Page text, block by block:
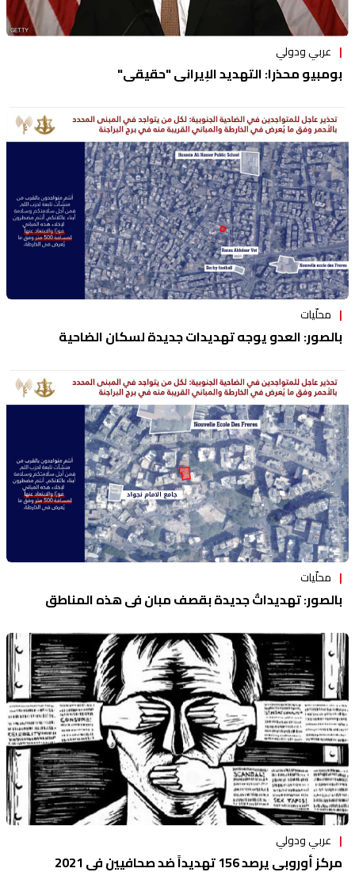
عربي ودولي
بومبيو محذرا: التهديد الإيراني "حقيقي"
محلّيات
بالصور: العدو يوجه تهديدات جديدة لسكان الضاحية
محلّيات
بالصور: تهديداتٌ جديدة بقصف مبانٍ في هذه المناطق
عربي ودولي
مركز أوروبي يرصد 156 تهديداً ضد صحافيين في 2021